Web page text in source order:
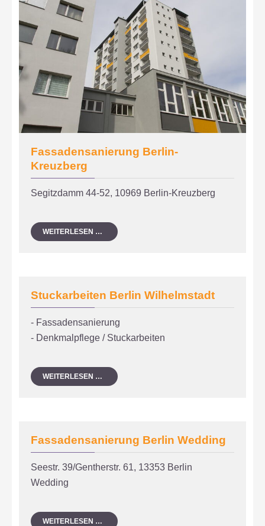
Fassadensanierung Berlin-
Kreuzberg
Segitzdamm 44-52, 10969 Berlin-Kreuzberg
WEITERLESEN … FASSADENSANIERUNG
BERLIN-
Stuckarbeiten Berlin Wilhelmstadt
- Fassadensanierung
- Denkmalpflege / Stuckarbeiten
WEITERLESEN … STUCKARBEITEN
BERLIN
Fassadensanierung Berlin Wedding
Seestr. 39/Gentherstr. 61, 13353 Berlin
Wedding
WEITERLESEN … FASSADENSANIERUNG